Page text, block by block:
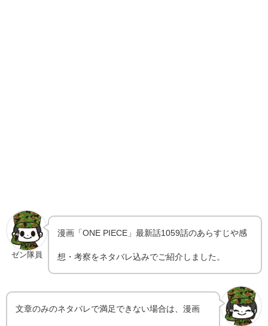
ゼン隊員
漫画「ONE PIECE」最新話1059話のあらすじや感
想・考察をネタバレ込みでご紹介しました。
文章のみのネタバレで満足できない場合は、漫画